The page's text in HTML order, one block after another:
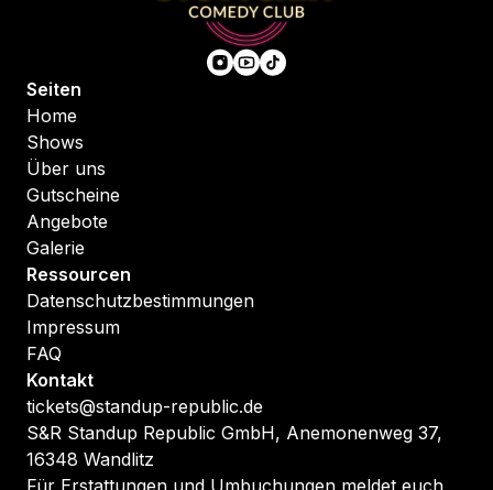
Seiten
Home
Shows
Über uns
Gutscheine
Angebote
Galerie
Ressourcen
Datenschutzbestimmungen
Impressum
FAQ
Kontakt
tickets@standup-republic.de
S&R Standup Republic GmbH, Anemonenweg 37,
16348 Wandlitz
Für Erstattungen und Umbuchungen meldet euch